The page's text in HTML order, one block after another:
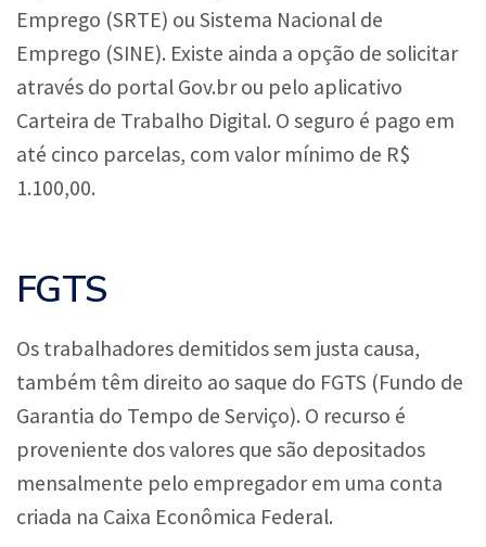
Emprego (SRTE) ou Sistema Nacional de
Emprego (SINE). Existe ainda a opção de solicitar
através do portal Gov.br ou pelo aplicativo
Carteira de Trabalho Digital. O seguro é pago em
até cinco parcelas, com valor mínimo de R$
1.100,00.
FGTS
Os trabalhadores demitidos sem justa causa,
também têm direito ao saque do FGTS (Fundo de
Garantia do Tempo de Serviço). O recurso é
proveniente dos valores que são depositados
mensalmente pelo empregador em uma conta
criada na Caixa Econômica Federal.